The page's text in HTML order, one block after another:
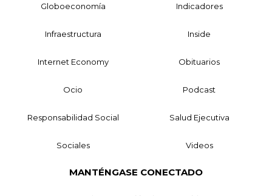
Globoeconomía Indicadores
Infraestructura Inside
Internet Economy Obituarios
Ocio Podcast
Responsabilidad Social Salud Ejecutiva
Sociales Videos
MANTÉNGASE CONECTADO